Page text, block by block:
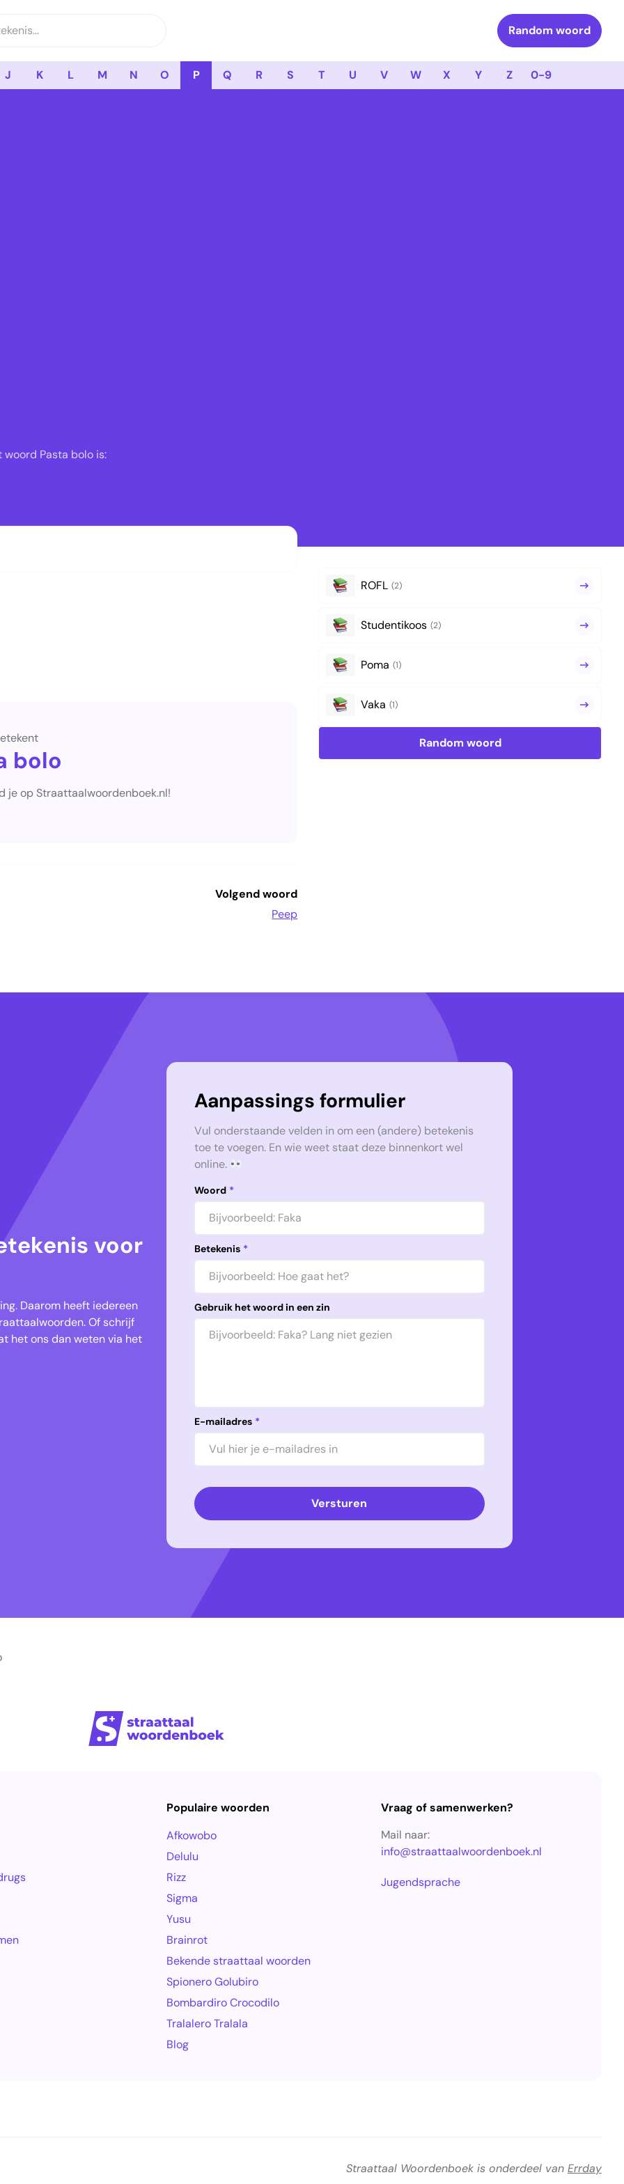
Random woord
J K L M N O P Q R S T U V W X Y Z 0-9
woord Pasta bolo is:
bolo
je op Straattaalwoordenboek.nl!
Volgend woord
Peep
ROFL (2)
Studentikoos (2)
Poma (1)
Vaka (1)
Random woord
voor
Daarom heeft iedereen
Of schrijf
het ons dan weten via het
Aanpassings formulier
Vul onderstaande velden in om een (andere) betekenis
toe te voegen. En wie weet staat deze binnenkort wel
online.
Woord *
Betekenis *
Gebruik het woord in een zin
E-mailadres *
Versturen
Populaire woorden
Afkowobo
Delulu
Rizz
Sigma
Yusu
Brainrot
Bekende straattaal woorden
Spionero Golubiro
Bombardiro Crocodilo
Tralalero Tralala
Blog
Vraag of samenwerken?
Mail naar:
info@straattaalwoordenboek.nl
Jugendsprache
Straattaal Woordenboek is onderdeel van Errday